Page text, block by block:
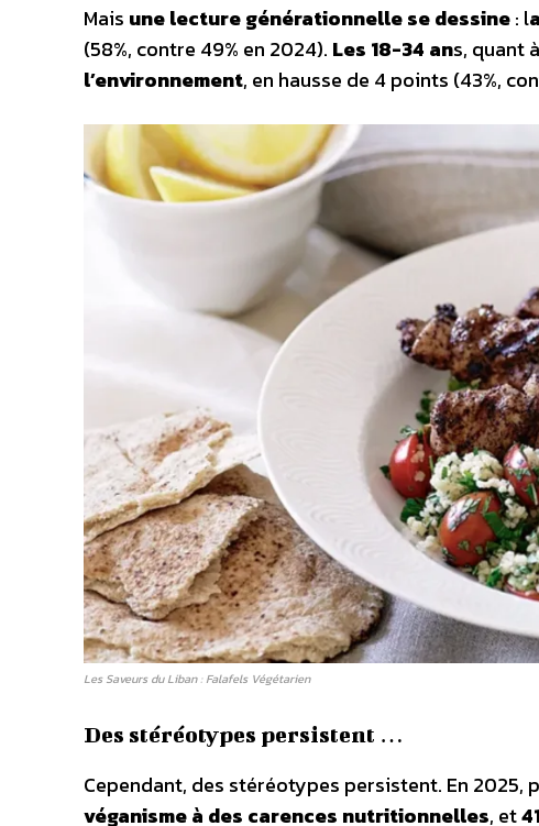
Mais une lecture générationnelle se dessine: l
(58%, contre 49% en 2024). Les 18-34 ans, quant
l’environnement, en hausse de 4 points (43%,
Les Saveurs du Liban : Falafels Végétarien
Des stéréotypes persistent …
Cependant, des stéréotypes persistent. En 2025,
véganisme à des carences nutritionnelles, et